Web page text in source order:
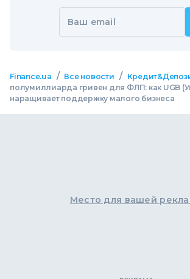
Ваш email
Finance.ua / Все новости /
полумиллиарда гривен для ФЛП: как UGB
наращивает поддержку малого бизнеса
Место для вашей